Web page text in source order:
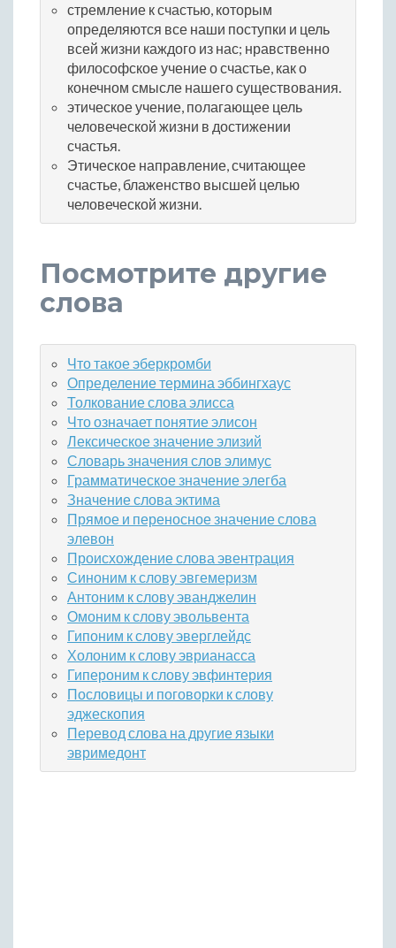
стремление к счастью, которым
определяются все наши поступки и цель
всей жизни каждого из нас; нравственно
философское учение о счастье, как о
конечном смысле нашего существования.
этическое учение, полагающее цель
человеческой жизни в достижении
счастья.
Этическое направление, считающее
счастье, блаженство высшей целью
человеческой жизни.
Посмотрите другие
слова
Что такое эберкромби
Определение термина эббингхаус
Толкование слова элисса
Что означает понятие элисон
Лексическое значение элизий
Словарь значения слов элимус
Грамматическое значение элегба
Значение слова эктима
Прямое и переносное значение слова
элевон
Происхождение слова эвентрация
Синоним к слову эвгемеризм
Антоним к слову эванджелин
Омоним к слову эвольвента
Гипоним к слову эверглейдс
Холоним к слову эврианасса
Гипероним к слову эвфинтерия
Пословицы и поговорки к слову
эджескопия
Перевод слова на другие языки
эвримедонт